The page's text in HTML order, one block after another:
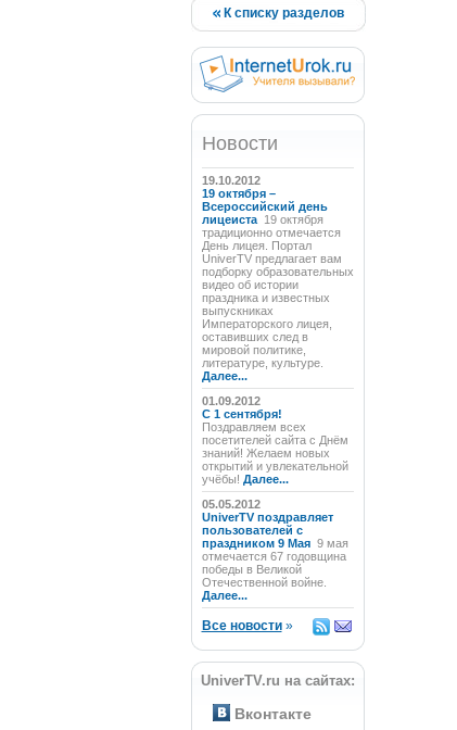
К списку разделов
Новости
19.10.2012
19 октября –
Всероссийский день
лицеиста 19 октября
традиционно отмечается
День лицея. Портал
UniverTV предлагает вам
подборку образовательных
видео об истории
праздника и известных
выпускниках
Императорского лицея,
оставивших след в
мировой политике,
литературе, культуре.
Далее...
01.09.2012
C 1 сентября!
Поздравляем всех
посетителей сайта с Днём
знаний! Желаем новых
открытий и увлекательной
учёбы! Далее...
05.05.2012
UniverTV поздравляет
пользователей с
праздником 9 Мая 9 мая
отмечается 67 годовщина
победы в Великой
Отечественной войне.
Далее...
Все новости»
UniverTV.ru на сайтах:
Вконтакте